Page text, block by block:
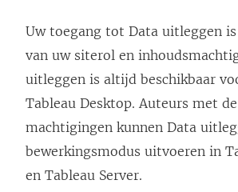
Uw toegang tot Data uitleggen
van uw siterol en
uitleggen is altijd beschikbaar
Tableau Desktop. Auteurs met
machtigingen kunnen Data
bewerkingsmodus uitvoeren in
en Tableau Server.